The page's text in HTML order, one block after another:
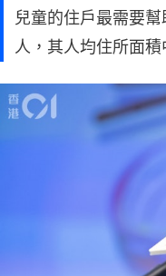
兒童的住戶最需要
人，其人均住所面